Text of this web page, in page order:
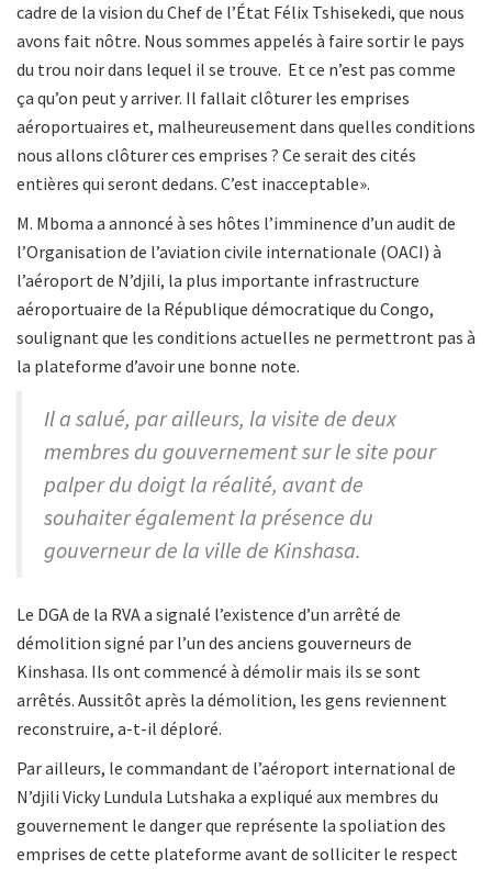
cadre de la vision du Chef de l’État Félix Tshisekedi, que nous
avons fait nôtre. Nous sommes appelés à faire sortir le pays
du trou noir dans lequel il se trouve. Et ce n’est pas comme
ça qu’on peut y arriver. Il fallait clôturer les emprises
aéroportuaires et, malheureusement dans quelles conditions
nous allons clôturer ces emprises ? Ce serait des cités
entières qui seront dedans. C’est inacceptable».
M. Mboma a annoncé à ses hôtes l’imminence d’un audit de
l’Organisation de l’aviation civile internationale (OACI) à
l’aéroport de N’djili, la plus importante infrastructure
aéroportuaire de la République démocratique du Congo,
soulignant que les conditions actuelles ne permettront pas à
la plateforme d’avoir une bonne note.
Il a salué, par ailleurs, la visite de deux
membres du gouvernement sur le site pour
palper du doigt la réalité, avant de
souhaiter également la présence du
gouverneur de la ville de Kinshasa.
Le DGA de la RVA a signalé l’existence d’un arrêté de
démolition signé par l’un des anciens gouverneurs de
Kinshasa. Ils ont commencé à démolir mais ils se sont
arrêtés. Aussitôt après la démolition, les gens reviennent
reconstruire, a-t-il déploré.
Par ailleurs, le commandant de l’aéroport international de
N’djili Vicky Lundula Lutshaka a expliqué aux membres du
gouvernement le danger que représente la spoliation des
emprises de cette plateforme avant de solliciter le respect